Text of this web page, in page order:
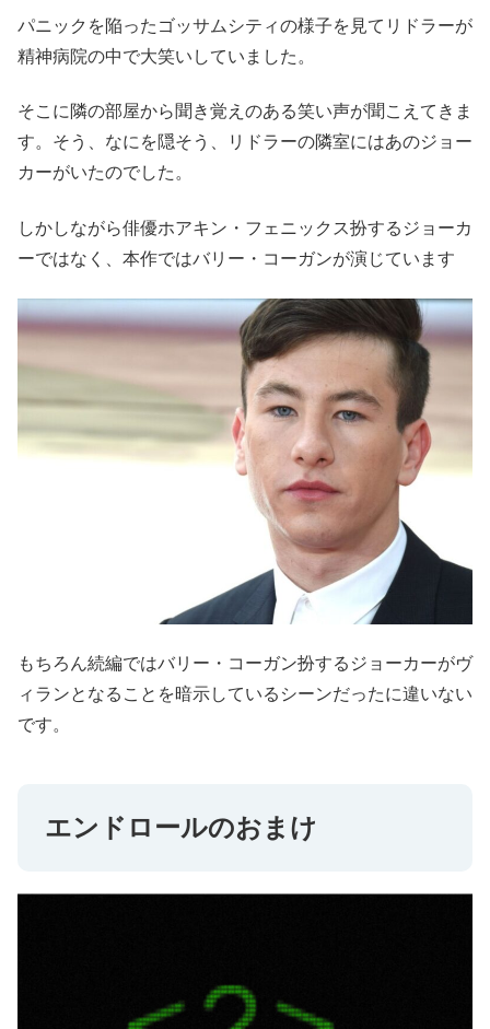
パニックを陥ったゴッサムシティの様子を見てリドラーが
精神病院の中で大笑いしていました。
そこに隣の部屋から聞き覚えのある笑い声が聞こえてきま
す。そう、なにを隠そう、リドラーの隣室にはあのジョー
カーがいたのでした。
しかしながら俳優ホアキン・フェニックス扮するジョーカ
ーではなく、本作ではバリー・コーガンが演じています
もちろん続編ではバリー・コーガン扮するジョーカーがヴ
ィランとなることを暗示しているシーンだったに違いない
です。
エンドロールのおまけ